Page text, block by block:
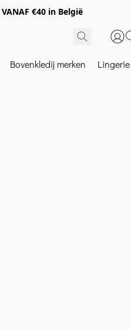
VANAF €40 in België
Bovenkledij merken